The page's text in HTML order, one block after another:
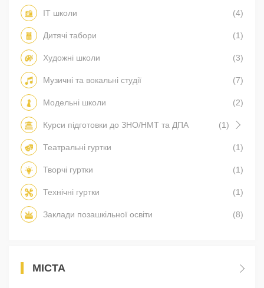
IT школи (4)
Дитячі табори (1)
Художні школи (3)
Музичні та вокальні студії (7)
Модельні школи (2)
Курси підготовки до ЗНО/НМТ та ДПА (1)
Театральні гуртки (1)
Творчі гуртки (1)
Технічні гуртки (1)
Заклади позашкільної освіти (8)
МІСТА